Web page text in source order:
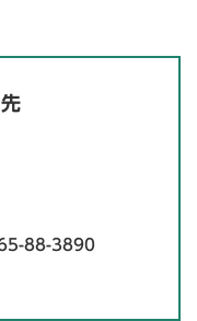
88-3890